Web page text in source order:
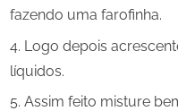
fazendo uma farofinha.
Logo depois
líquidos.
Assim feito misture